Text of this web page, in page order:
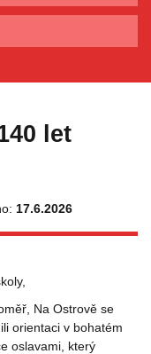
let
17.6.2026
Na Ostrově se
orientaci v bohatém
oslavami, který